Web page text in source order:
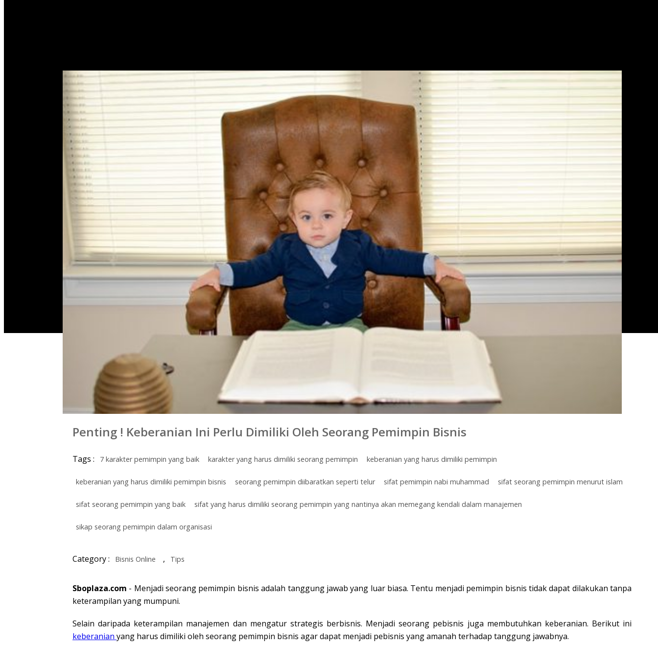
Penting ! Keberanian Ini Perlu Dimiliki Oleh Seorang Pemimpin Bisnis
Tags : 7 karakter pemimpin yang baik karakter yang harus dimiliki seorang pemimpin keberanian yang harus dimiliki pemimpin
keberanian yang harus dimiliki pemimpin bisnis seorang pemimpin diibaratkan seperti telur sifat pemimpin nabi muhammad sifat seorang pemimpin menurut islam
sifat seorang pemimpin yang baik sifat yang harus dimiliki seorang pemimpin yang nantinya akan memegang kendali dalam manajemen
sikap seorang pemimpin dalam organisasi
Category : Bisnis Online , Tips
Sboplaza.com - Menjadi seorang pemimpin bisnis adalah tanggung jawab yang luar biasa. Tentu menjadi pemimpin bisnis tidak dapat dilakukan tanpa
keterampilan yang mumpuni.
Selain daripada keterampilan manajemen dan mengatur strategis berbisnis. Menjadi seorang pebisnis juga membutuhkan keberanian. Berikut ini
keberanian yang harus dimiliki oleh seorang pemimpin bisnis agar dapat menjadi pebisnis yang amanah terhadap tanggung jawabnya.